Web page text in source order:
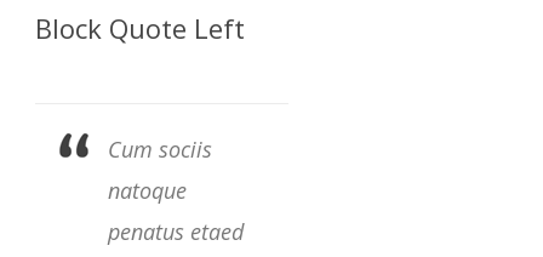
Block Quote Left
Cum sociis
natoque
penatus etaed